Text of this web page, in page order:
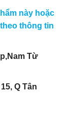
này hoặc
thông tin
Từ
Q Tân